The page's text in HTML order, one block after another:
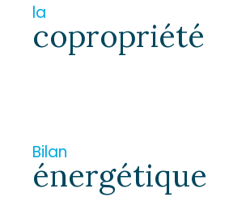
la
copropriété
Bilan
énergétique